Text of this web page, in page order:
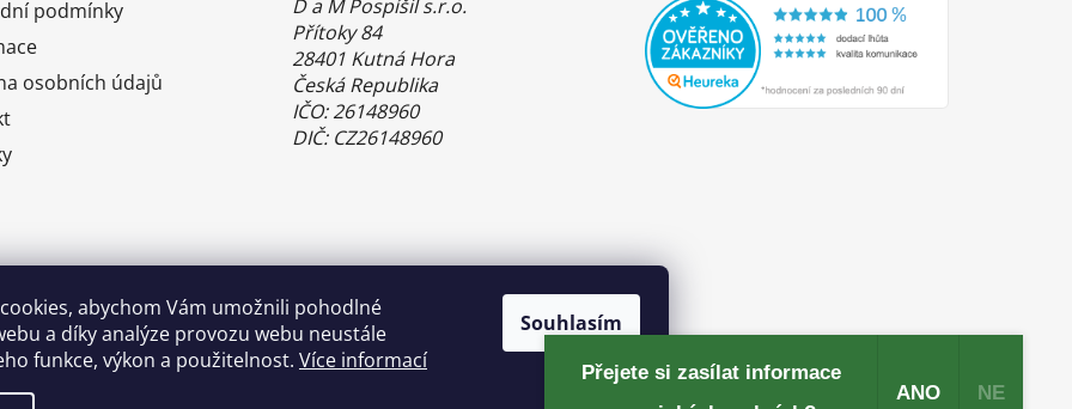
abychom Vám umožnili pohodlné
a díky analýze provozu webu neustále
funkce, výkon a použitelnost. Více informací
Souhlasím
podmínky
osobních údajů
D a M Pospíšil s.r.o.
Přítoky 84
28401 Kutná Hora
Česká Republika
IČO: 26148960
DIČ: CZ26148960
Benefity Pluxee - Sodexo
Přejete si zasílat informace
ANO NE